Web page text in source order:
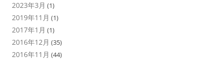
2023年3月 (1)
2019年11月 (1)
2017年1月 (1)
2016年12月 (35)
2016年11月 (44)